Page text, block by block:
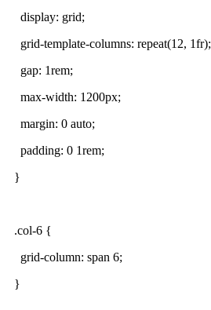
display: grid;
grid-template-columns: repeat(12, 1fr);
gap: 1rem;
max-width: 1200px;
margin: 0 auto;
padding: 0 1rem;
}
.col-6 {
grid-column: span 6;
}